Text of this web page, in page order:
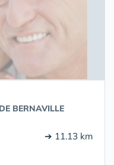
BERNAVILLE
➔ 11.13 km